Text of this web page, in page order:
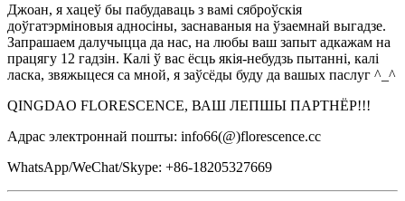
Джоан, я хацеў бы пабудаваць з вамі сяброўскія
доўгатэрміновыя адносіны, заснаваныя на ўзаемнай выгадзе.
Запрашаем далучыцца да нас, на любы ваш запыт адкажам на
працягу 12 гадзін. Калі ў вас ёсць якія-небудзь пытанні, калі
ласка, звяжыцеся са мной, я заўсёды буду да вашых паслуг ^_^
QINGDAO FLORESCENCE, ВАШ ЛЕПШЫ ПАРТНЁР!!!
Адрас электроннай пошты: info66(@)florescence.cc
WhatsApp/WeChat/Skype: +86-18205327669